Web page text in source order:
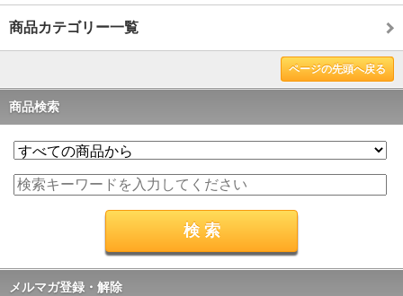
商品カテゴリー一覧
ページの先頭へ戻る
商品検索
メルマガ登録・解除